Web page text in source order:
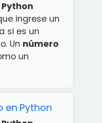
ingrese un
si es un
Un número
un
en Python